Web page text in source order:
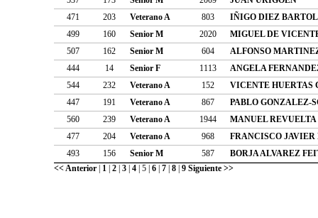
471
203 Veterano A 803
IÑIGO DIEZ
499
160 Senior M 2020
MIGUEL DE
507
162 Senior M 604
ALFONSO
444
14 Senior F 1113
ANGELA
544
232 Veterano A 152
VICENTE HUERTAS
447
191 Veterano A 867
PABLO GONZALEZ-
560
239 Veterano A 1944
MANUEL
477
204 Veterano A 968
FRANCISCO
493
156 Senior M 587
BORJA ALVAREZ
<< Anterior | 1 | 2 | 3 | 4 | 5 | 6 | 7 | 8 | 9 Siguiente >>